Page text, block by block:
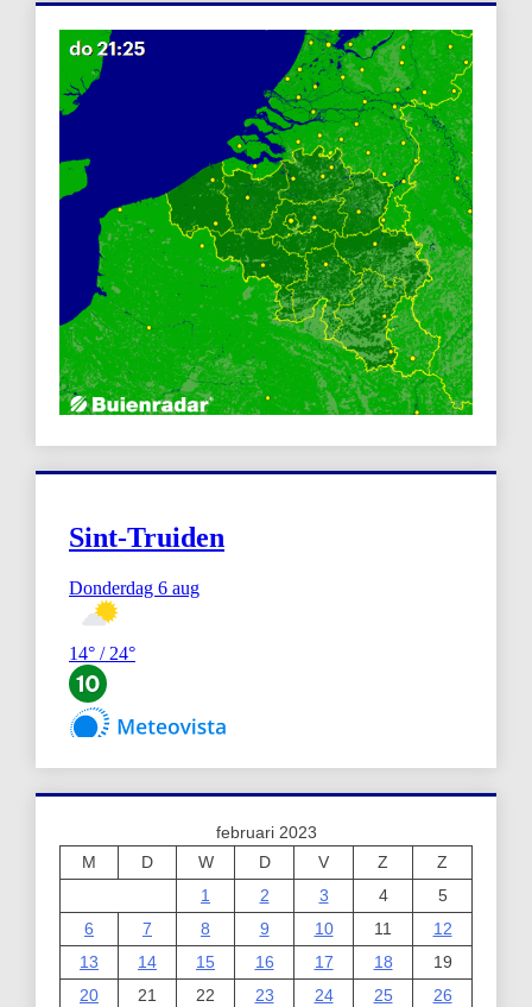
februari 2023
M
D W D V Z
Z
1
2 3 4
5
6
7 8 9 10 11
12
13
14 15 16 17 18
19
20
21 22 23 24 25
26